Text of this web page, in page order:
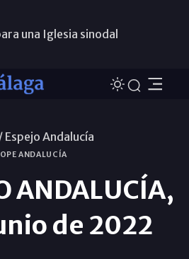
una Iglesia sinodal
Espejo Andalucía
ANDALUCÍA
ANDALUCÍA,
de 2022